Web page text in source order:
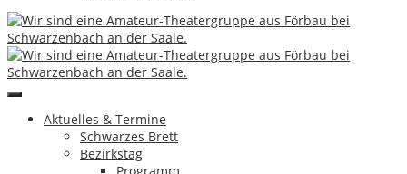
Aktuelles & Termine
Schwarzes Brett
Bezirkstag
[Zeige eine Slideshow]
1 2 ►
Günter Greim Hinterlasse einen Kommentar
Artikel-Navigation
Al – Expedition Edelweiß
Ki – Der verschwundene Jahreszeitenstab